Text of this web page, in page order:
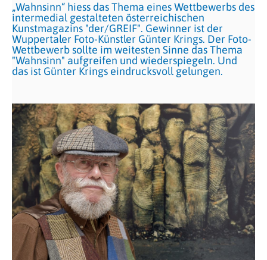
„Wahnsinn“ hiess das Thema eines Wettbewerbs des
intermedial gestalteten österreichischen
Kunstmagazins "der/GREIF". Gewinner ist der
Wuppertaler Foto-Künstler Günter Krings. Der Foto-
Wettbewerb sollte im weitesten Sinne das Thema
"Wahnsinn" aufgreifen und wiederspiegeln. Und
das ist Günter Krings eindrucksvoll gelungen.